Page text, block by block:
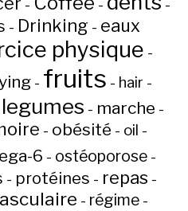
- - -
- Drinking - eaux
physique -
- fruits - hair -
legumes - marche -
- obésité - oil -
6 - ostéoporose -
- protéines - repas -
- régime-